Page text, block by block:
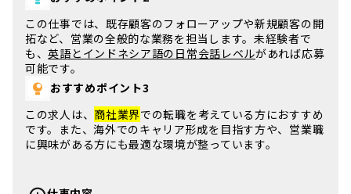
この仕事では、既存顧客のフォローアップや新規顧客の開
拓など、 営業の全般的な業務を担当します。未経験者で
も、英語とインドネシア語の日常会話レベルがあれば応募
可能です。
おすすめポイント3
この求人は、 商社業界での転職を考えている方におすすめ
です。また、海外でのキャリア形成を目指す方や、営業職
に興味がある方にも最適な環境が整っています。